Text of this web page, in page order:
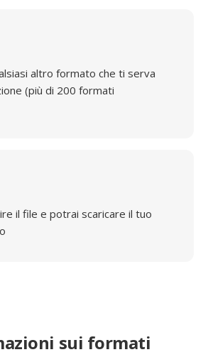
altro formato che ti serva
(più di 200 formati
il file e potrai scaricare il tuo
sui formati